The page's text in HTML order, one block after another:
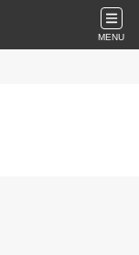
MENU